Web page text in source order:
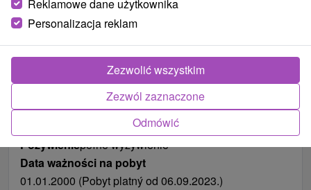
Zdjęcia od klientów+3
Pożywieniepełne wyżywienie
Data ważności na pobyt
01.01.2000 (Pobyt platný od 06.09.2023.)
Reklamowe dane użytkownika
Personalizacja reklam
Odmówić
Zezwól zaznaczone
Zezwolić wszystkim